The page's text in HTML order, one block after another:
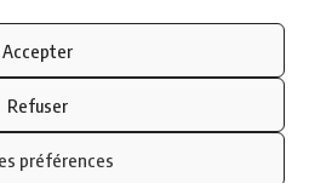
Accepter
Refuser
préférences
Suivez-nous